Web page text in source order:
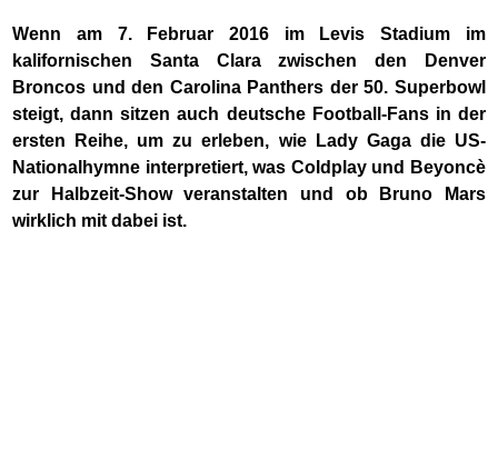
Wenn am 7. Februar 2016 im Levis Stadium im
kalifornischen Santa Clara zwischen den Denver
Broncos und den Carolina Panthers der 50. Superbowl
steigt, dann sitzen auch deutsche Football-Fans in der
ersten Reihe, um zu erleben, wie Lady Gaga die US-
Nationalhymne interpretiert, was Coldplay und Beyoncè
zur Halbzeit-Show veranstalten und ob Bruno Mars
wirklich mit dabei ist.